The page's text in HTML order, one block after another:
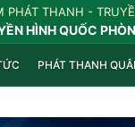
PHÁT THANH -
HÌNH QUỐC
PHÁT THANH